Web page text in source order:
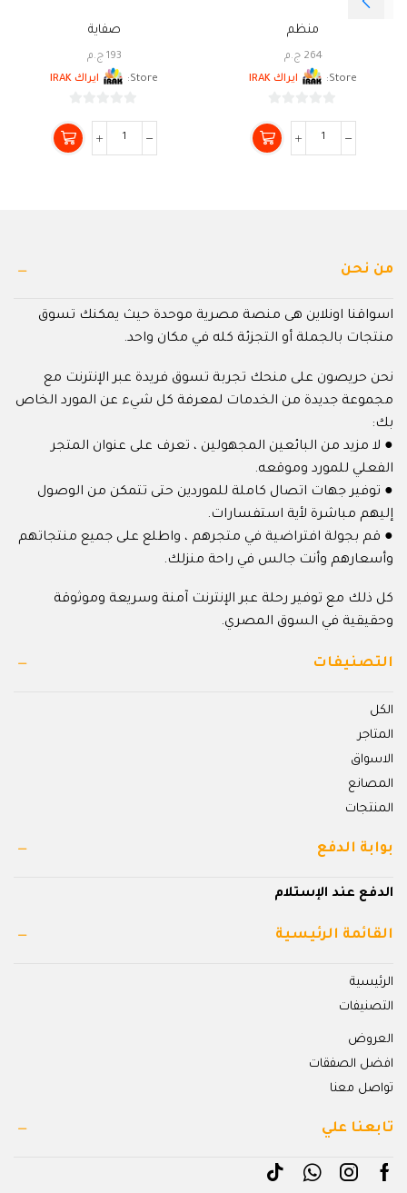
منظم
264 ج.م
Store:
ايراك IRAK
من
5
صفاية
193 ج.م
Store:
ايراك IRAK
من
5
من نحن
اسواقنا اونلاين هى منصة مصرية موحدة حيث يمكنك تسوق
منتجات بالجملة أو التجزئة كله في مكان واحد.
نحن حريصون على منحك تجربة تسوق فريدة عبر الإنترنت مع
مجموعة جديدة من الخدمات لمعرفة كل شيء عن المورد الخاص
بك:
● لا مزيد من البائعين المجهولين ، تعرف على عنوان المتجر
الفعلي للمورد وموقعه.
● توفير جهات اتصال كاملة للموردين حتى تتمكن من الوصول
إليهم مباشرة لأية استفسارات.
● قم بجولة افتراضية في متجرهم ، واطلع على جميع منتجاتهم
وأسعارهم وأنت جالس في راحة منزلك.
كل ذلك مع توفير رحلة عبر الإنترنت آمنة وسريعة وموثوقة
وحقيقية في السوق المصري.
التصنيفات
الكل
المتاجر
الاسواق
المصانع
المنتجات
بوابة الدفع
الدفع عند الإستلام
القائمة الرئيسية
الرئيسية
التصنيفات
العروض
افضل الصفقات
تواصل معنا
تابعنا علي